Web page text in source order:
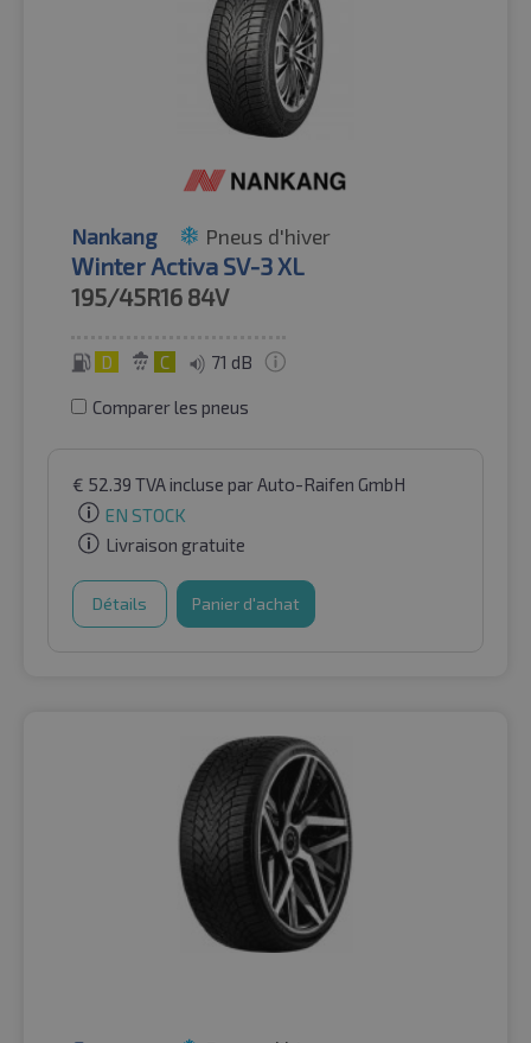
Nankang Pneus d'hiver
Winter Activa SV-3 XL
195/45R16 84V
D C 71 dB
Comparer les pneus
€ 52.39 TVA incluse par Auto-Raifen GmbH
EN STOCK
Livraison gratuite
Détails Panier d'achat